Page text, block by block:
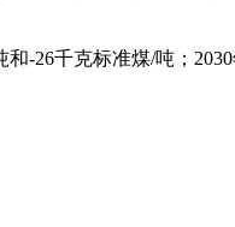
-26千克标准煤/吨；